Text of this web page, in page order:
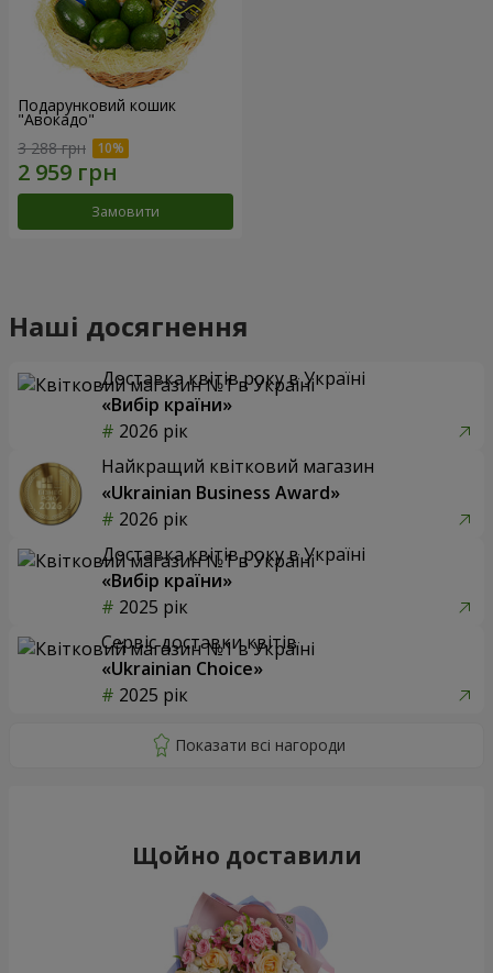
Подарунковий кошик
"Авокадо"
3 288 грн
Замовити
Наші досягнення
Доставка квітів року в Україні
«Вибір країни»
2026 рік
Найкращий квітковий магазин
«Ukrainian Business Award»
2026 рік
Доставка квітів року в Україні
«Вибір країни»
2025 рік
Сервіс доставки квітів
«Ukrainian Choice»
2025 рік
Щойно доставили